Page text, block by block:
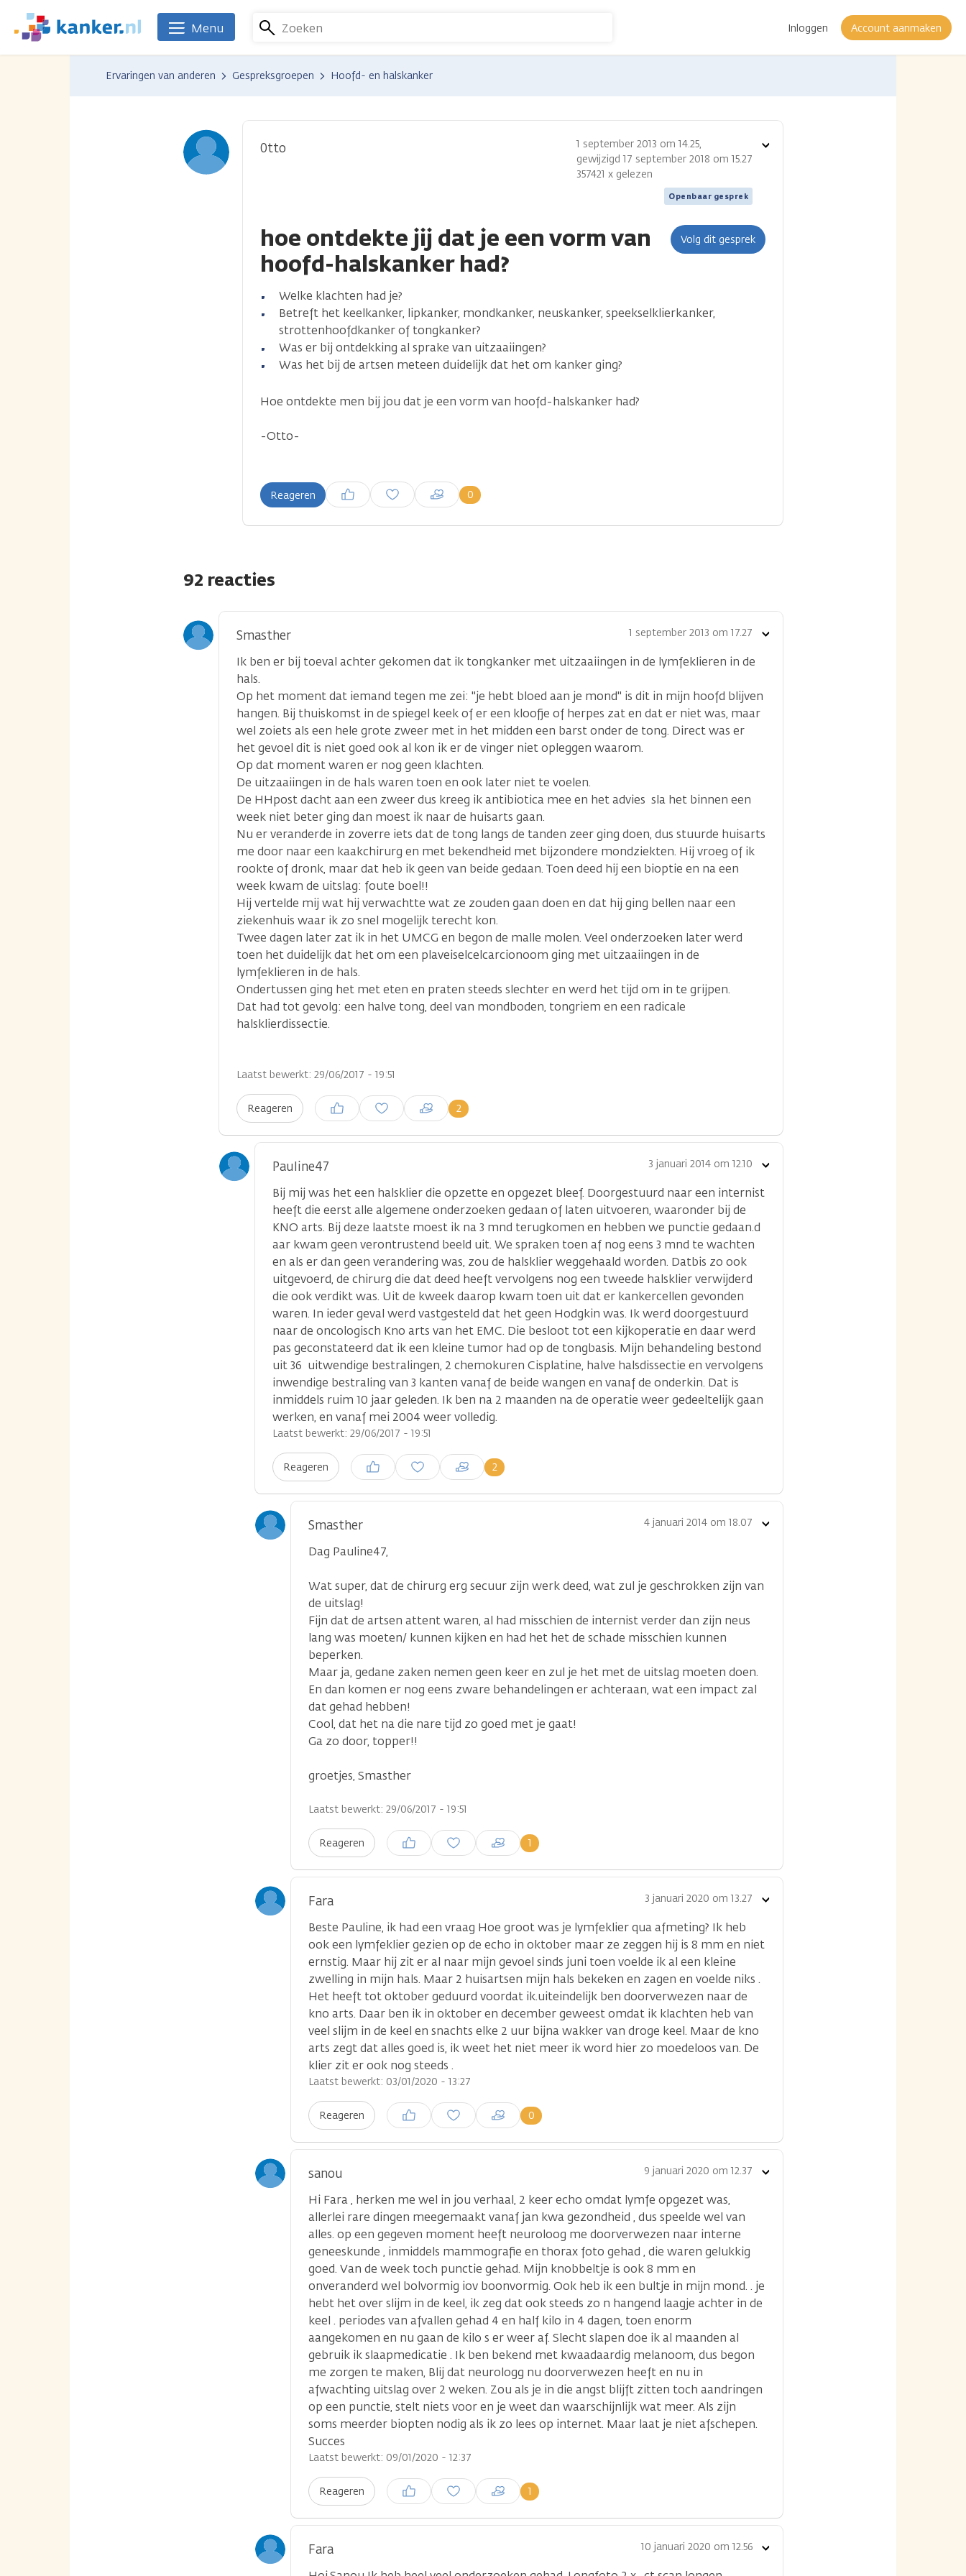
naar
We
zijn
Zoeken Inloggen Account aanmaken
Menu
Ervaringen van anderen Gespreksgroepen Hoofd- en halskanker
hoe ontdekte jij dat je een vorm van
hoofd-halskanker had?
Volg dit gesprek
0tto
Openbaar gesprek
1 september 2013 om 14.25,
gewijzigd 17 september 2018 om 15.27
357421 x gelezen
Welke klachten had je?
Betreft het keelkanker, lipkanker, mondkanker, neuskanker, speekselklierkanker,
strottenhoofdkanker of tongkanker?
Was er bij ontdekking al sprake van uitzaaiingen?
Was het bij de artsen meteen duidelijk dat het om kanker ging?
Hoe ontdekte men bij jou dat je een vorm van hoofd-halskanker had?
-Otto-
Reageren 0
Inloggen om een reactie te
plaatsen
Toon
92 reacties
Smasther 1 september 2013 om 17.27
Ik ben er bij toeval achter gekomen dat ik tongkanker met uitzaaiingen in de lymfeklieren in de
hals.
Op het moment dat iemand tegen me zei: "je hebt bloed aan je mond" is dit in mijn hoofd blijven
hangen. Bij thuiskomst in de spiegel keek of er een kloofje of herpes zat en dat er niet was, maar
wel zoiets als een hele grote zweer met in het midden een barst onder de tong. Direct was er
het gevoel dit is niet goed ook al kon ik er de vinger niet opleggen waarom.
Op dat moment waren er nog geen klachten.
De uitzaaiingen in de hals waren toen en ook later niet te voelen.
De HHpost dacht aan een zweer dus kreeg ik antibiotica mee en het advies sla het binnen een
week niet beter ging dan moest ik naar de huisarts gaan.
Nu er veranderde in zoverre iets dat de tong langs de tanden zeer ging doen, dus stuurde huisarts
me door naar een kaakchirurg en met bekendheid met bijzondere mondziekten. Hij vroeg of ik
rookte of dronk, maar dat heb ik geen van beide gedaan. Toen deed hij een bioptie en na een
week kwam de uitslag: foute boel!!
Hij vertelde mij wat hij verwachtte wat ze zouden gaan doen en dat hij ging bellen naar een
ziekenhuis waar ik zo snel mogelijk terecht kon.
Twee dagen later zat ik in het UMCG en begon de malle molen. Veel onderzoeken later werd
toen het duidelijk dat het om een plaveiselcelcarcionoom ging met uitzaaiingen in de
lymfeklieren in de hals.
Ondertussen ging het met eten en praten steeds slechter en werd het tijd om in te grijpen.
Dat had tot gevolg: een halve tong, deel van mondboden, tongriem en een radicale
halsklierdissectie.
Laatst bewerkt: 29/06/2017 - 19:51
Reageren 2
Inloggen om een reactie te
plaatsen
Toon
Pauline47 3 januari 2014 om 12.10
Bij mij was het een halsklier die opzette en opgezet bleef. Doorgestuurd naar een internist
heeft die eerst alle algemene onderzoeken gedaan of laten uitvoeren, waaronder bij de
KNO arts. Bij deze laatste moest ik na 3 mnd terugkomen en hebben we punctie gedaan.d
aar kwam geen verontrustend beeld uit. We spraken toen af nog eens 3 mnd te wachten
en als er dan geen verandering was, zou de halsklier weggehaald worden. Datbis zo ook
uitgevoerd, de chirurg die dat deed heeft vervolgens nog een tweede halsklier verwijderd
die ook verdikt was. Uit de kweek daarop kwam toen uit dat er kankercellen gevonden
waren. In ieder geval werd vastgesteld dat het geen Hodgkin was. Ik werd doorgestuurd
naar de oncologisch Kno arts van het EMC. Die besloot tot een kijkoperatie en daar werd
pas geconstateerd dat ik een kleine tumor had op de tongbasis. Mijn behandeling bestond
uit 36 uitwendige bestralingen, 2 chemokuren Cisplatine, halve halsdissectie en vervolgens
inwendige bestraling van 3 kanten vanaf de beide wangen en vanaf de onderkin. Dat is
inmiddels ruim 10 jaar geleden. Ik ben na 2 maanden na de operatie weer gedeeltelijk gaan
werken, en vanaf mei 2004 weer volledig.
Laatst bewerkt: 29/06/2017 - 19:51
Reageren 2
Inloggen om een reactie te
plaatsen
Toon
Smasther 4 januari 2014 om 18.07
Dag Pauline47,
Wat super, dat de chirurg erg secuur zijn werk deed, wat zul je geschrokken zijn van
de uitslag!
Fijn dat de artsen attent waren, al had misschien de internist verder dan zijn neus
lang was moeten/ kunnen kijken en had het het de schade misschien kunnen
beperken.
Maar ja, gedane zaken nemen geen keer en zul je het met de uitslag moeten doen.
En dan komen er nog eens zware behandelingen er achteraan, wat een impact zal
dat gehad hebben!
Cool, dat het na die nare tijd zo goed met je gaat!
Ga zo door, topper!!
groetjes, Smasther
Laatst bewerkt: 29/06/2017 - 19:51
Reageren 1
Inloggen om een reactie te
plaatsen
Toon
Fara 3 januari 2020 om 13.27
Beste Pauline, ik had een vraag Hoe groot was je lymfeklier qua afmeting? Ik heb
ook een lymfeklier gezien op de echo in oktober maar ze zeggen hij is 8 mm en niet
ernstig. Maar hij zit er al naar mijn gevoel sinds juni toen voelde ik al een kleine
zwelling in mijn hals. Maar 2 huisartsen mijn hals bekeken en zagen en voelde niks .
Het heeft tot oktober geduurd voordat ik.uiteindelijk ben doorverwezen naar de
kno arts. Daar ben ik in oktober en december geweest omdat ik klachten heb van
veel slijm in de keel en snachts elke 2 uur bijna wakker van droge keel. Maar de kno
arts zegt dat alles goed is, ik weet het niet meer ik word hier zo moedeloos van. De
klier zit er ook nog steeds .
Laatst bewerkt: 03/01/2020 - 13:27
Reageren 0
Inloggen om een reactie te
plaatsen
Toon
sanou 9 januari 2020 om 12.37
Hi Fara , herken me wel in jou verhaal, 2 keer echo omdat lymfe opgezet was,
allerlei rare dingen meegemaakt vanaf jan kwa gezondheid , dus speelde wel van
alles. op een gegeven moment heeft neuroloog me doorverwezen naar interne
geneeskunde , inmiddels mammografie en thorax foto gehad , die waren gelukkig
goed. Van de week toch punctie gehad. Mijn knobbeltje is ook 8 mm en
onveranderd wel bolvormig iov boonvormig. Ook heb ik een bultje in mijn mond. . je
hebt het over slijm in de keel, ik zeg dat ook steeds zo n hangend laagje achter in de
keel . periodes van afvallen gehad 4 en half kilo in 4 dagen, toen enorm
aangekomen en nu gaan de kilo s er weer af. Slecht slapen doe ik al maanden al
gebruik ik slaapmedicatie . Ik ben bekend met kwaadaardig melanoom, dus begon
me zorgen te maken, Blij dat neurologg nu doorverwezen heeft en nu in
afwachting uitslag over 2 weken. Zou als je in die angst blijft zitten toch aandringen
op een punctie, stelt niets voor en je weet dan waarschijnlijk wat meer. Als zijn
soms meerder biopten nodig als ik zo lees op internet. Maar laat je niet afschepen.
Succes
Laatst bewerkt: 09/01/2020 - 12:37
Reageren 1
Inloggen om een reactie te
plaatsen
Toon
Fara 10 januari 2020 om 12.56
Toon